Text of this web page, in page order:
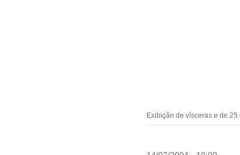
Exibição de vísceras e de